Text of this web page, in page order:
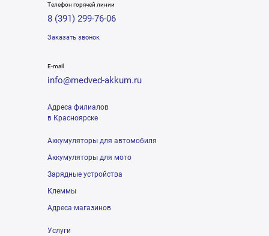
Телефон горячей линии
8 (391) 299-76-06
Заказать звонок
E-mail
info@medved-akkum.ru
Адреса филиалов
в Красноярске
Аккумуляторы для автомобиля
Аккумуляторы для мото
Зарядные устройства
Клеммы
Адреса магазинов
Услуги